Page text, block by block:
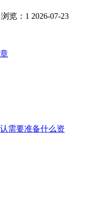
浏览：1 2026-07-23
需要准备什么资